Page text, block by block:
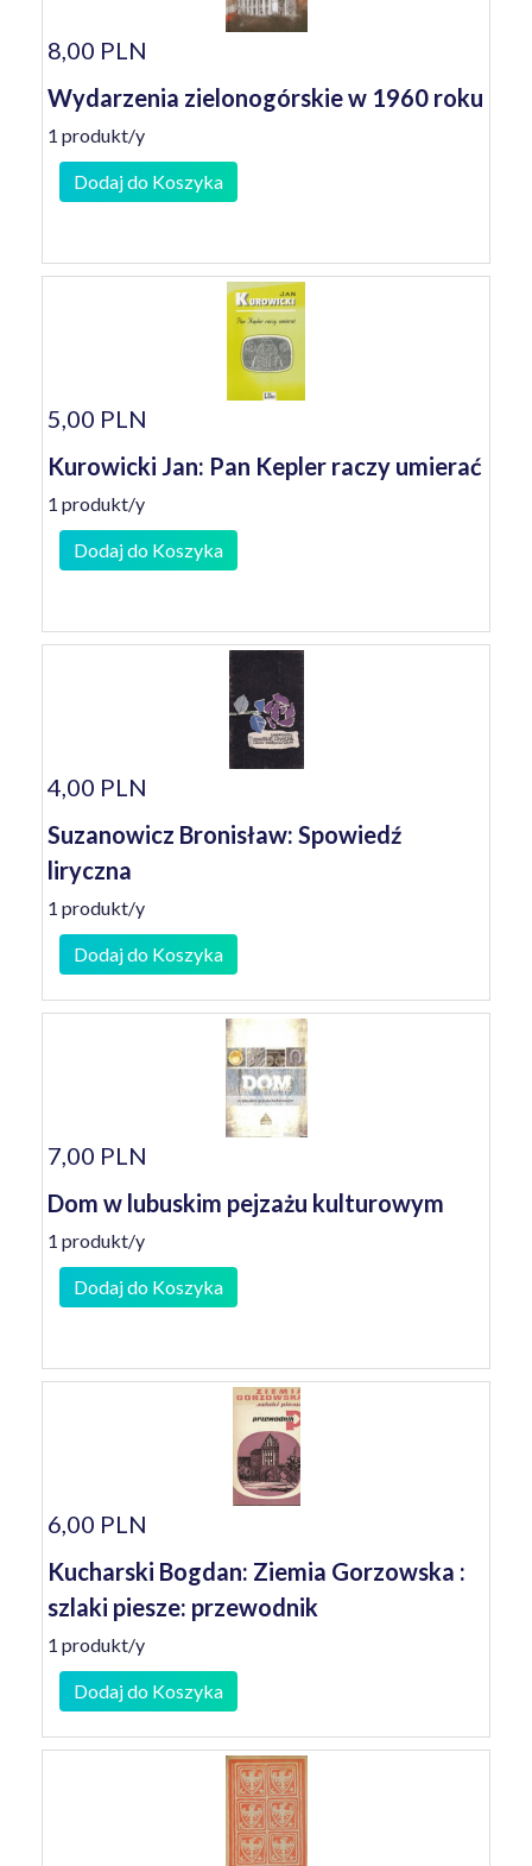
8,00 PLN
Wydarzenia zielonogórskie w 1960 roku
1 produkt/y
Dodaj do Koszyka
5,00 PLN
Kurowicki Jan: Pan Kepler raczy umierać
1 produkt/y
Dodaj do Koszyka
4,00 PLN
Suzanowicz Bronisław: Spowiedź
liryczna
1 produkt/y
Dodaj do Koszyka
7,00 PLN
Dom w lubuskim pejzażu kulturowym
1 produkt/y
Dodaj do Koszyka
6,00 PLN
Kucharski Bogdan: Ziemia Gorzowska :
szlaki piesze: przewodnik
1 produkt/y
Dodaj do Koszyka